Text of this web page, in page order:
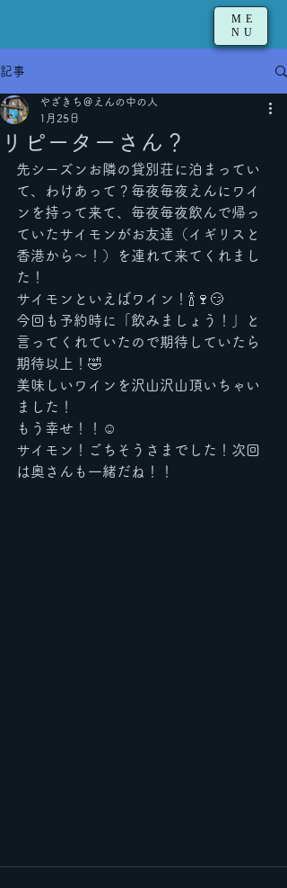
ME
NU
記事
リピーターさん？
やざきち＠えんの中の人
1月25日
先シーズンお隣の貸別荘に泊まってい
て、わけあって？毎夜毎夜えんにワイ
ンを持って来て、毎夜毎夜飲んで帰っ
ていたサイモンがお友達（イギリスと
香港から〜！）を連れて来てくれまし
た！
サイモンといえばワイン！🍾🍷😏
今回も予約時に「飲みましょう！」と
言ってくれていたので期待していたら
期待以上！🤣
美味しいワインを沢山沢山頂いちゃい
ました！
もう幸せ！！☺️
サイモン！ごちそうさまでした！次回
は奥さんも一緒だね！！